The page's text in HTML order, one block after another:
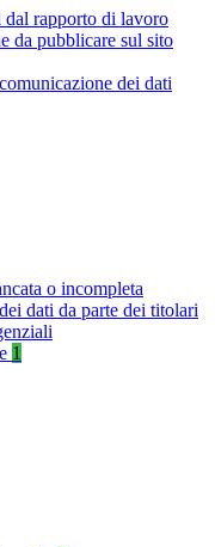
dal rapporto di lavoro
da pubblicare sul sito
dei dati
o incompleta
dati da parte dei titolari
1